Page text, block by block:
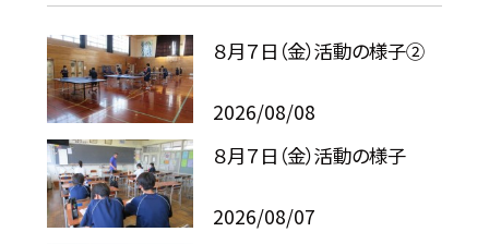
８月７日（金）活動の様子②
2026/08/08
８月７日（金）活動の様子
2026/08/07